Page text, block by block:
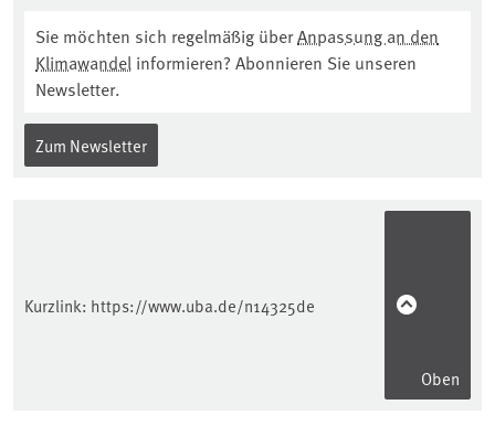
Sie möchten sich regelmäßig überAnpassung an den
Klimawandel informieren? Abonnieren Sie unseren
Newsletter.
Zum Newsletter
Kurzlink: https://www.uba.de/n14325de
Oben